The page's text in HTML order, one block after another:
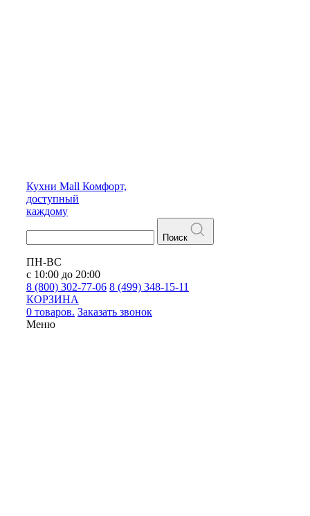
Кухни Mall Комфорт,
доступный
каждому
Поиск
ПН-ВС
с 10:00 до 20:00
8 (800) 302-77-06 8 (499) 348-15-11
КОРЗИНА
0 товаров. Заказать звонок
Меню